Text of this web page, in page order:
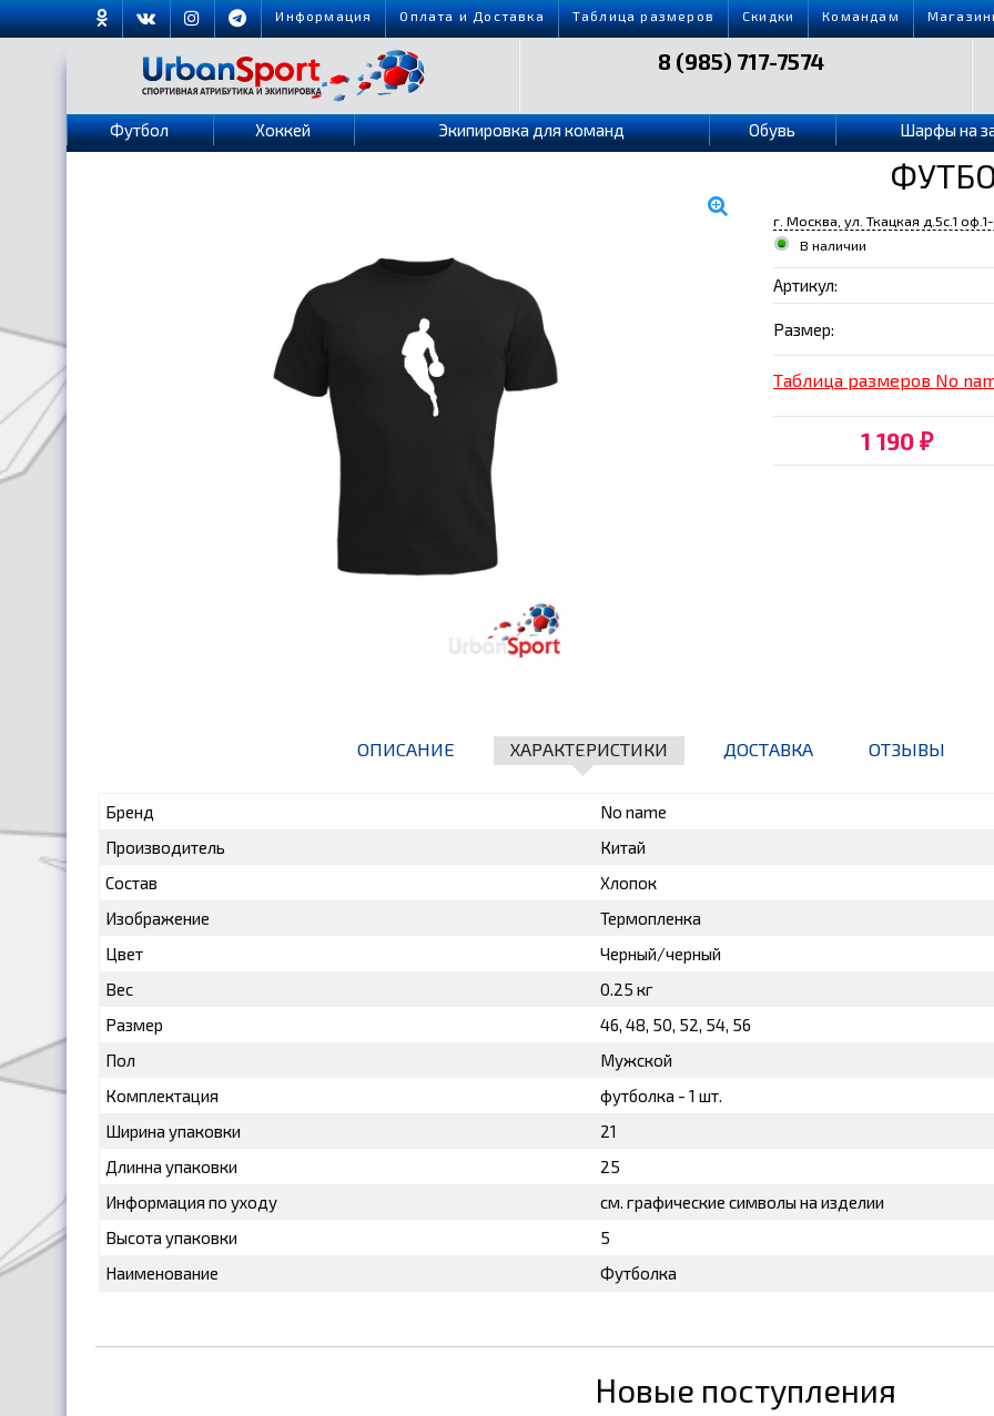
Информация Оплата и Доставка Таблица размеров Скидки Командам
8 (985) 717-7574
Футбол Хоккей Экипировка для команд Обувь Шарфы на
г. Москва, ул. Ткацкая д.5с.1
В наличии
Артикул:
Размер:
Таблица размеров No
1 190₽
ОПИСАНИЕ ХАРАКТЕРИСТИКИ ДОСТАВКА ОТЗЫВЫ
Бренд
No name
Производитель
Китай
Состав
Хлопок
Изображение
Термопленка
Цвет
Черный/черный
Вес
0.25 кг
Размер
46, 48, 50, 52, 54, 56
Пол
Мужской
Комплектация
футболка - 1 шт.
Ширина упаковки
21
Длинна упаковки
25
Информация по уходу
см. графические символы на изделии
Высота упаковки
5
Наименование
Футболка
Новые поступления